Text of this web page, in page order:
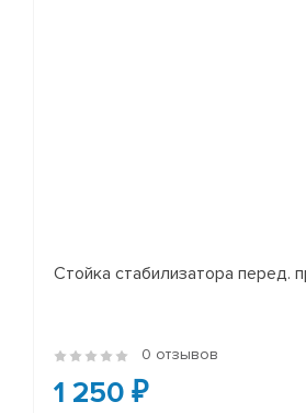
Стойка стабилизатора перед.
0 отзывов
1 250 ₽